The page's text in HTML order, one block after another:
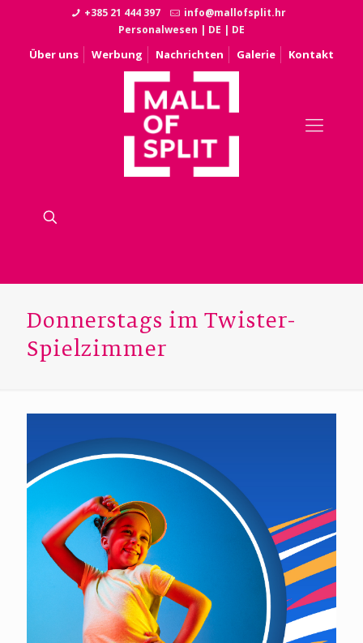
+385 21 444 397
info@mallofsplit.hr
Personalwesen | DE | DE
Über uns Werbung Nachrichten Galerie Kontakt
Donnerstags im Twister-
Spielzimmer